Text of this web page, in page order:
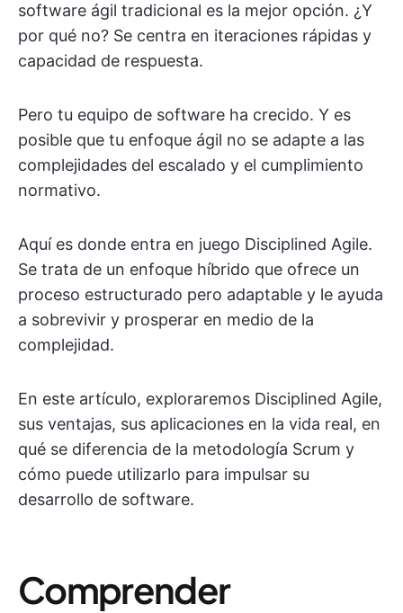
software ágil tradicional es la mejor opción. ¿Y
por qué no? Se centra en iteraciones rápidas y
capacidad de respuesta.
Pero tu equipo de software ha crecido. Y es
posible que tu enfoque ágil no se adapte a las
complejidades del escalado y el cumplimiento
normativo.
Aquí es donde entra en juego Disciplined Agile.
Se trata de un enfoque híbrido que ofrece un
proceso estructurado pero adaptable y le ayuda
a sobrevivir y prosperar en medio de la
complejidad.
En este artículo, exploraremos Disciplined Agile,
sus ventajas, sus aplicaciones en la vida real, en
qué se diferencia de la metodología Scrum y
cómo puede utilizarlo para impulsar su
desarrollo de software.
Comprender